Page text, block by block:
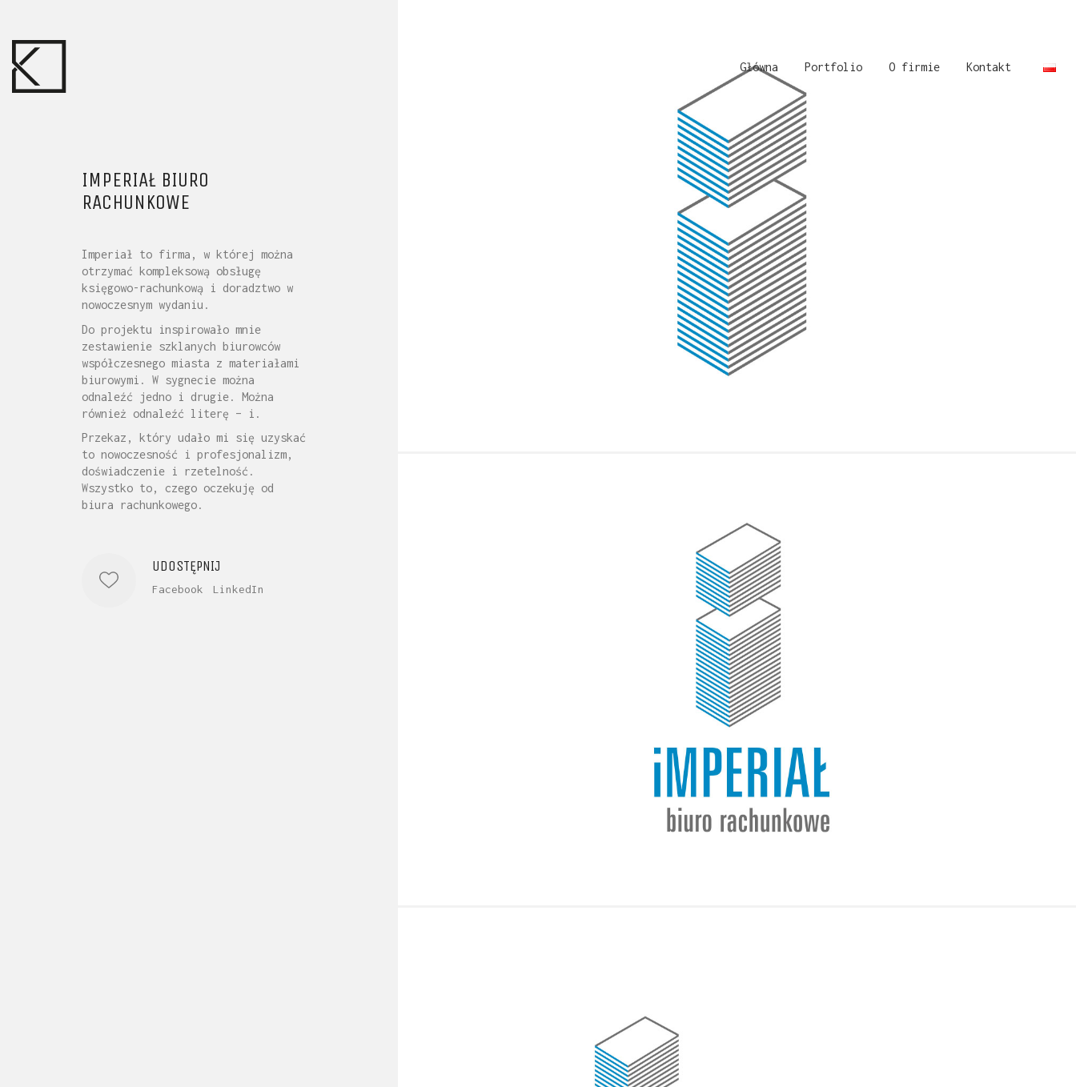
Główna Portfolio O firmie Kontakt
IMPERIAŁ BIURO
RACHUNKOWE
Imperiał to firma, w której można
otrzymać kompleksową obsługę
księgowo-rachunkową i doradztwo w
nowoczesnym wydaniu.
Do projektu inspirowało mnie
zestawienie szklanych biurowców
współczesnego miasta z materiałami
biurowymi. W sygnecie można
odnaleźć jedno i drugie. Można
również odnaleźć literę – i.
Przekaz, który udało mi się uzyskać
to nowoczesność i profesjonalizm,
doświadczenie i rzetelność.
Wszystko to, czego oczekuję od
biura rachunkowego.
UDOSTĘPNIJ
Facebook LinkedIn